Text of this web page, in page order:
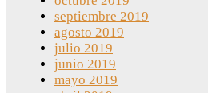
septiembre 2019
agosto 2019
julio 2019
junio 2019
mayo 2019